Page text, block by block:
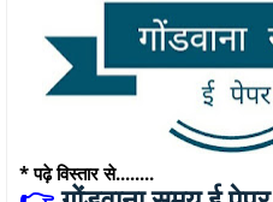
* पढ़े विस्तार से........